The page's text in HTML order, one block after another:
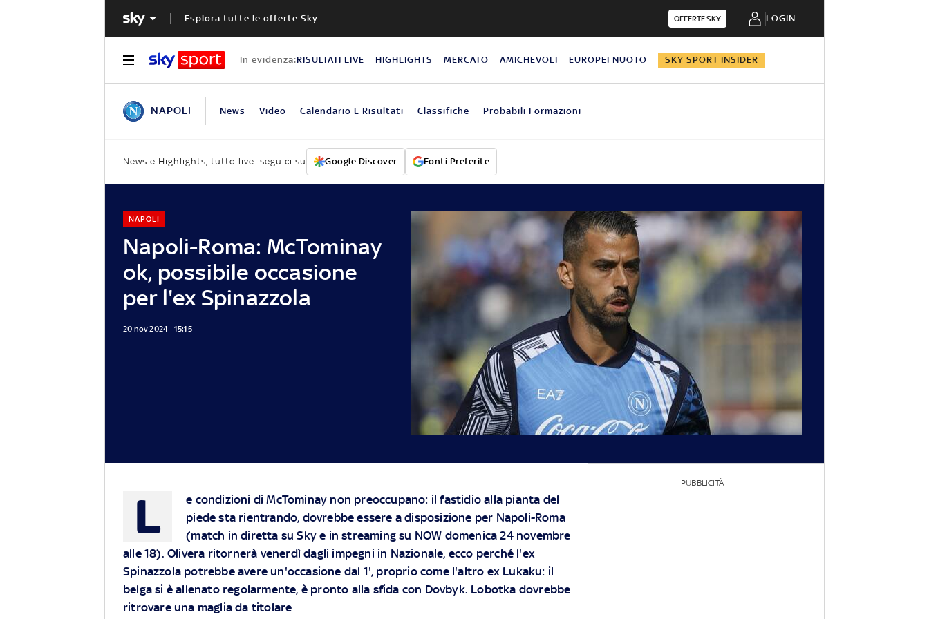
Esplora tutte le offerte Sky OFFERTE SKY LOGIN
In evidenza:RISULTATI LIVE HIGHLIGHTS MERCATO AMICHEVOLI EUROPEI NUOTO SKY SPORT INSIDER
NAPOLI News Video Calendario E Risultati Classifiche Probabili Formazioni
News e Highlights, tutto live: seguici su Google Discover Fonti Preferite
Napoli-Roma: McTominay
ok, possibile occasione
per l'ex Spinazzola
NAPOLI
20 nov 2024 - 15:15
L
e condizioni di McTominay non preoccupano: il fastidio alla pianta del
piede sta rientrando, dovrebbe essere a disposizione per Napoli-Roma
(match in diretta suSky e in streaming su NOW domenica 24 novembre
alle 18). Olivera ritornerà venerdì dagli impegni in Nazionale, ecco perché l'ex
Spinazzola potrebbe avere un'occasione dal 1', proprio come l'altro ex Lukaku: il
belga si è allenato regolarmente, è pronto alla sfida con Dovbyk. Lobotka dovrebbe
ritrovare una maglia da titolare
PUBBLICITÀ